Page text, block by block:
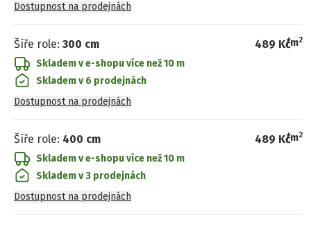
Dostupnost na prodejnách
Šíře role: 300 cm 489 Kč
/m2
Skladem v e-shopuvíce než 10 m
Skladem v 6 prodejnách
Dostupnost na prodejnách
Šíře role: 400 cm 489 Kč
/m2
Skladem v e-shopuvíce než 10 m
Skladem v 3 prodejnách
Dostupnost na prodejnách